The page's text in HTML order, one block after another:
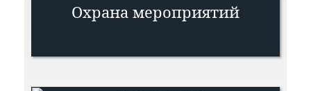
Охрана мероприятий